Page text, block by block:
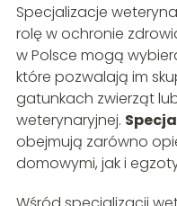
Specjalizacje
rolę w ochronie
w Polsce mogą
które pozwalają im
gatunkach zwierząt
weterynaryjnej.
obejmują zarówno
domowymi, jak i